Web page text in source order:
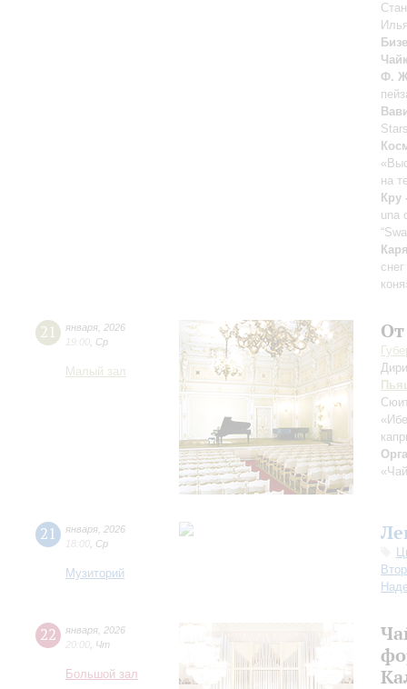
Ф.
на
Кру
una
21 января 2026
19:00 Ср
Малый зал
21 января 2026
18:00 Ср
Музиторий
22 января 2026
20:00 Чт
Большой зал